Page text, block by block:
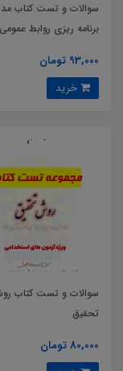
سوالات و تست کتاب
برنامه ریزی روابط عمومی
93,000 تومان
سوالات و تست کتاب
تحقیق
80,000 تومان